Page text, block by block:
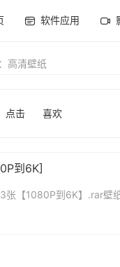
软件应用
高清壁纸
点击 喜欢
到6K]
张【1080P到6K】.rar壁